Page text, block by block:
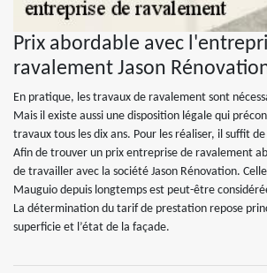
Prix abordable avec
ravalement Jason
En pratique, les travaux de ravalement sont
Mais il existe aussi une disposition légale qui
travaux tous les dix ans. Pour les réaliser, il suffit
Afin de trouver un prix entreprise de ravalement
de travailler avec la société Jason Rénovation.
Mauguio depuis longtemps est peut-être
La détermination du tarif de prestation repose
superficie et l’état de la façade.